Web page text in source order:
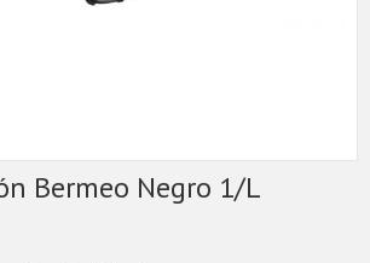
Bermeo Negro 1/L